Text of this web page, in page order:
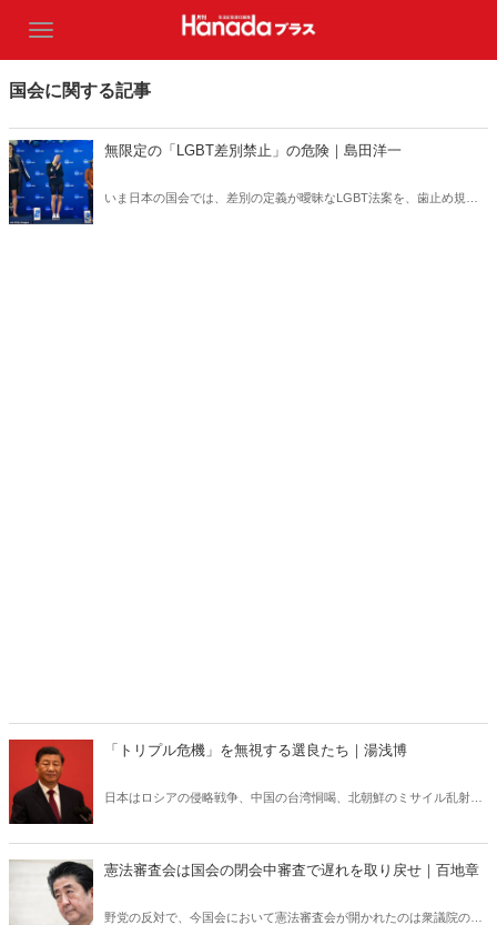
国会に関する記事
無限定の「LGBT差別禁止」の危険｜島田洋一
いま日本の国会では、差別の定義が曖昧なLGBT法案を、歯止め規定
「トリプル危機」を無視する選良たち｜湯浅博
日本はロシアの侵略戦争、中国の台湾恫喝、北朝鮮のミサイル乱射の
憲法審査会は国会の閉会中審査で遅れを取り戻せ｜百地章
野党の反対で、今国会において憲法審査会が開かれたのは衆議院のわ